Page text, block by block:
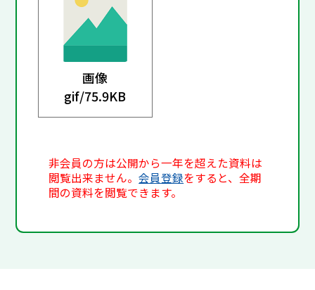
画像
gif/75.9KB
非会員の方は公開から一年を超えた資料は
閲覧出来ません。会員登録をすると、全期
間の資料を閲覧できます。